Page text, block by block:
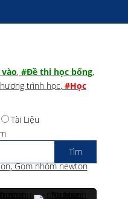
, #Đề thi học bổng,
trình học, #Học
Tài Liệu